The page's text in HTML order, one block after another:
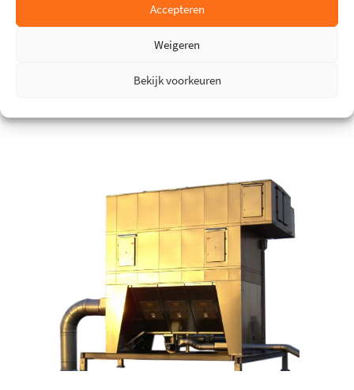
Accepteren
Weigeren
Bekijk voorkeuren